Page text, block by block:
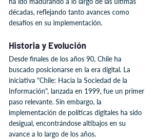
décadas, reflejando tanto avances como
desafíos en su implementación.
Historia y Evolución
Desde finales de los años 90, Chile ha
buscado posicionarse en la era digital. La
iniciativa "Chile: Hacia la Sociedad de la
Información", lanzada en 1999, fue un primer
paso relevante. Sin embargo, la
implementación de políticas digitales ha sido
desigual, encontrándose altibajos en su
avance a lo largo de los años.